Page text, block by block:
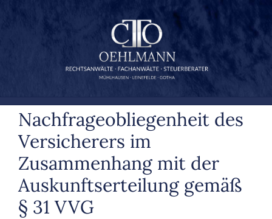
Nachfrageobliegenheit des
Versicherers im
Zusammenhang mit der
Auskunftserteilung gemäß
§ 31 VVG